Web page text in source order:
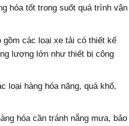
hóa tốt trong suốt quá trình vận
gồm các loại xe tải có thiết kế
lượng lớn như thiết bị công
loại hàng hóa nặng, quá khổ,
hóa cần tránh nắng mưa, bảo